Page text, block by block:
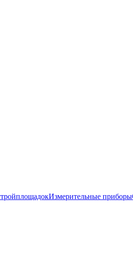
Измерительные приборы